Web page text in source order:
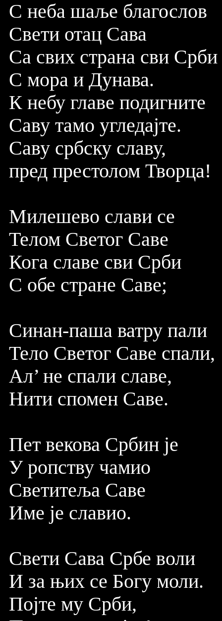
С неба шаље благослов
Свети отац Сава
Са свих страна сви Срби
С мора и Дунава.
К небу главе подигните
Саву тамо угледајте.
Саву србску славу,
пред престолом Творца!
Милешево слави се
Телом Светог Саве
Кога славе сви Срби
С обе стране Саве;
Синан-паша ватру пали
Тело Светог Саве спали,
Ал’ не спали славе,
Нити спомен Саве.
Пет векова Србин је
У ропству чамио
Светитеља Саве
Име је славио.
Свети Сава Србе воли
И за њих се Богу моли.
Појте му Срби,